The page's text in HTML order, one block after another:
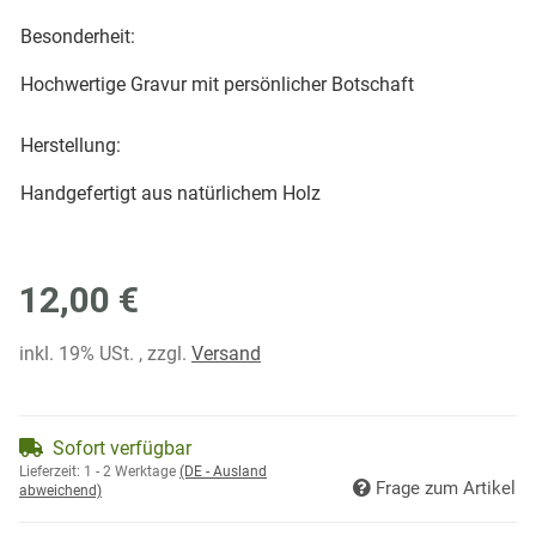
Besonderheit:
Hochwertige Gravur mit persönlicher Botschaft
Herstellung:
Handgefertigt aus natürlichem Holz
12,00 €
inkl. 19% USt. , zzgl. Versand
Sofort verfügbar
Lieferzeit: 1 - 2 Werktage (DE - Ausland
abweichend)
Frage zum Artikel